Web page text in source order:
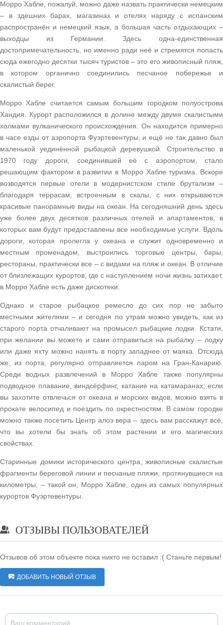
Морро Хабле, пожалуй, можно даже назвать практически немецким
– в здешних барах, магазинах и отелях наряду с испанским
распространён и немецкий язык, а большая часть отдыхающих –
выходцы из Германии. Здесь одна-единственная
достопримечательность, но именно ради неё и стремятся попасть
сюда ежегодно десятки тысяч туристов – это его живописный пляж,
в котором органично соединились песчаное побережье и
скалистый берег.
Морро Хабле считается самым большим городком полуострова
Хандия. Курорт расположился в долине между двумя скалистыми
холмами вулканического происхождения. Он находится примерно
в часе езды от аэропорта Фуэртевентуры, и ещё не так давно был
маленькой уединённой рыбацкой деревушкой. Строительство в
1970 году дороги, соединившей её с аэропортом, стало
решающим фактором в развитии в Морро Хабле туризма. Вскоре
возводятся первые отели в модернистском стиле брутализм –
благодаря террасам, встроенным в скалы, с них открываются
красивые панорамные виды на океан. На сегодняшний день здесь
уже более двух десятков различных отелей и апартаментов, в
которых вам будут предоставлены все необходимые услуги. Вдоль
дороги, которая пролегла у океана и служит одновременно и
местным променадом, выстроились торговые центры, бары,
рестораны, практически все – с видами на пляж и океан. В отличие
от близлежащих курортов, где с наступлением ночи жизнь затихает,
в Морро Хабле есть даже дискотеки.
Однако и старое рыбацкое ремесло до сих пор не забыто
местными жителями – и сегодня по утрам можно увидеть, как из
старого порта отчаливают на промысел рыбацкие лодки. Кстати,
при желании вы можете и сами отправиться на рыбалку – лодку
или даже яхту можно нанять в порту западнее от маяка. Отсюда
же, из порта, регулярно отправляется паром на Гран-Канарию.
Среди водных развлечений в Морро Хабле также популярны
подводное плавание, виндсёрфинг, катание на катамаранах; если
вы захотите отвлечься от океана и морских видов, можно взять в
прокате велосипед и поездить по окрестностям. В самом городке
можно также посетить Центр алоэ вера – здесь вам расскажут всё,
что вы хотели бы знать об этом растении и его магических
свойствах.
Старинные домики исторического центра, живописные скалистые
фрагменты береговой линии и песчаные пляжи, протянувшиеся на
километры, – такой он, Морро Хабле, один из самых популярных
курортов Фуэртевентуры.
ОТЗЫВЫ ПОЛЬЗОВАТЕЛЕЙ
Отзывов об этом объекте пока никто не оставил :( Станьте первым!
ДОБАВИТЬ НОВЫЙ ОТЗЫВ